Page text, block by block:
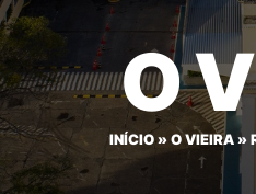
O
INÍCIO» O VIEIRA »